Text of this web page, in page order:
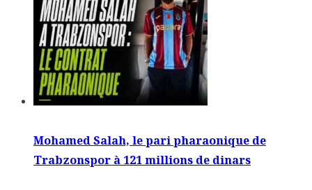
Mohamed Salah, le pari pharaonique de
Trabzonspor à 121 millions de dinars